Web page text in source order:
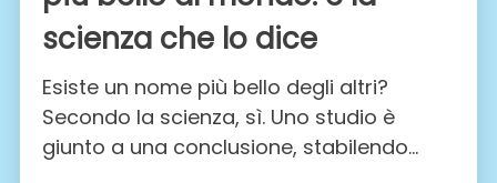
scienza che lo dice
Esiste un nome più bello degli altri?
Secondo la scienza, sì. Uno studio è
giunto a una conclusione, stabilendo